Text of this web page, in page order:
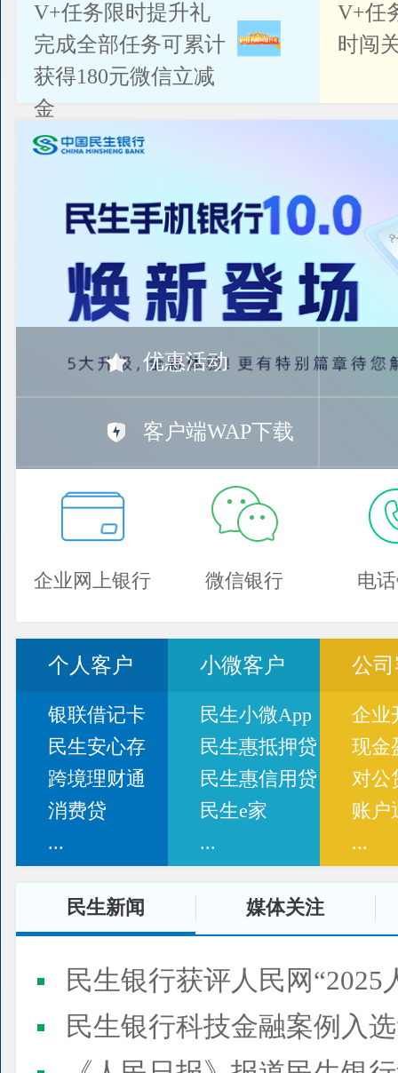
V+任务限时提升礼
完成全部任务可累计
获得180元微信立减
金
V+任
时闯
优惠活动
客户端WAP下载
企业网上银行 微信银行 电
个人客户
银联借记卡
民生安心存
跨境理财通
消费贷
...
小微客户
民生小微App
民生惠抵押贷
民生惠信用贷
民生e家
...
公
企业
现金
对公
账户
...
民生新闻 媒体关注
民生银行获评人民网“2025
民生银行科技金融案例入选“2025人民